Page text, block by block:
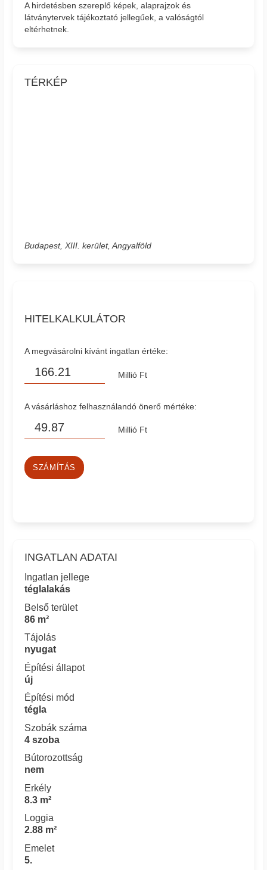
A hirdetésben szereplő képek, alaprajzok és
látványtervek tájékoztató jellegűek, a valóságtól
eltérhetnek.
TÉRKÉP
Budapest, XIII. kerület, Angyalföld
HITELKALKULÁTOR
A megvásárolni kívánt ingatlan értéke:
Millió Ft
A vásárláshoz felhasználandó önerő mértéke:
Millió Ft
SZÁMÍTÁS
INGATLAN ADATAI
Ingatlan jellege
téglalakás
Belső terület
86 m²
Tájolás
nyugat
Építési állapot
új
Építési mód
tégla
Szobák száma
4 szoba
Bútorozottság
nem
Erkély
8.3 m²
Loggia
2.88 m²
Emelet
5.